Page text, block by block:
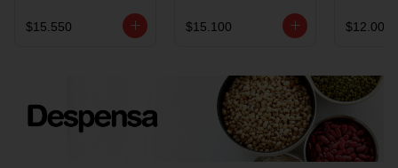
85 GRS
$15.550
85 GRS
$15.100 $12.000